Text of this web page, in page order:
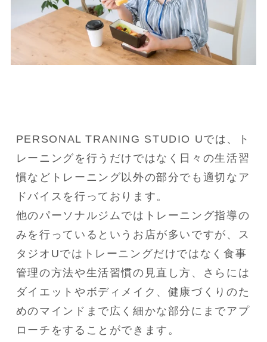
PERSONAL TRANING STUDIO Uでは、ト
レーニングを行うだけではなく日々の生活習
慣などトレーニング以外の部分でも適切なア
ドバイスを行っております。
他のパーソナルジムではトレーニング指導の
みを行っているというお店が多いですが、ス
タジオUではトレーニングだけではなく食事
管理の方法や生活習慣の見直し方、さらには
ダイエットやボディメイク、健康づくりのた
めのマインドまで広く細かな部分にまでアプ
ローチをすることができます。